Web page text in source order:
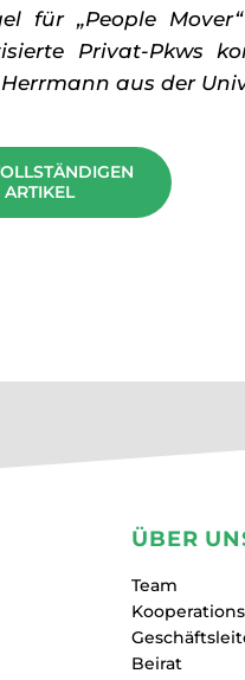
für „People
Privat-Pkws
aus der
ARTIKEL
ÜBER
Team
Beirat